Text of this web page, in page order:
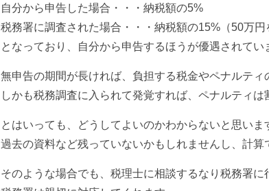
自分から申告した場合・・・納税額の5%
税務署に調査された場合・・・納税額の15%（50万円
となっており、自分から申告するほうが優遇されてい
無申告の期間が長ければ、負担する税金やペナルティ
しかも税務調査に入られて発覚すれば、ペナルティは
とはいっても、どうしてよいのかわからないと思いま
過去の資料など残っていないかもしれませんし、計算
そのような場合でも、税理士に相談するなり税務署に